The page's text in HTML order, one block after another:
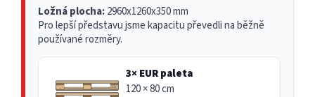
Ložná plocha:2960x1260x350 mm
Pro lepší představu jsme kapacitu převedli na běžně
používané rozměry.
3× EUR paleta
120 × 80 cm